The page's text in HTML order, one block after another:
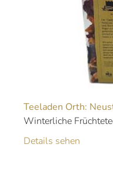
Teeladen Orth:
Winterliche
Details sehen